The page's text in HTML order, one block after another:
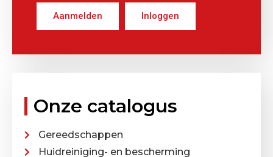
Aanmelden Inloggen
Onze catalogus
Gereedschappen
Huidreiniging- en bescherming